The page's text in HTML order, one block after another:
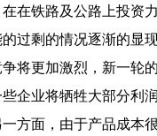
在铁路及公路上投资
过剩的情况逐渐的显
将更加激烈，新一轮
企业将牺牲大部分利
方面，由于产品成本很